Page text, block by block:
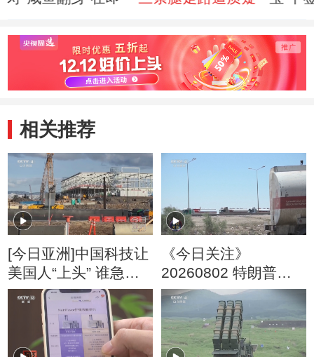
相关推荐
[今日亚洲]中国科技让
美国人“上头” 谁急
了？
《今日关注》
20260802 特朗普叫
停“最大规模”打击 伊
朗称摧毁美军F-35战
机